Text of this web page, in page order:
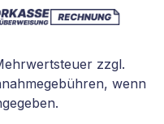
zzgl.
wenn